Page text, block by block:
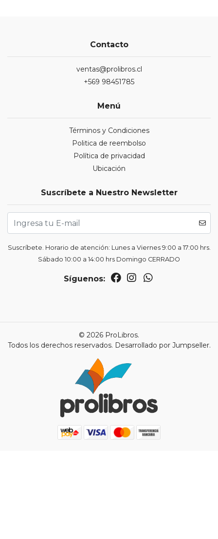
Contacto
ventas@prolibros.cl
+569 98451785
Menú
Términos y Condiciones
Politica de reembolso
Política de privacidad
Ubicación
Suscríbete a Nuestro Newsletter
Suscríbete. Horario de atención: Lunes a Viernes 9:00 a 17:00 hrs.
Sábado 10:00 a 14:00 hrs Domingo CERRADO
Síguenos:
© 2026 ProLibros.
Todos los derechos reservados. Desarrollado por Jumpseller.